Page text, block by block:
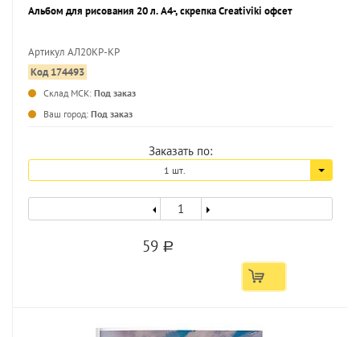
Альбом для рисования 20 л. А4-, скрепка Creativiki офсет
Артикул АЛ20КР-КР
Код 174493
Склад МСК: Под заказ
Ваш город: Под заказ
Заказать по:
1 шт.
59 a